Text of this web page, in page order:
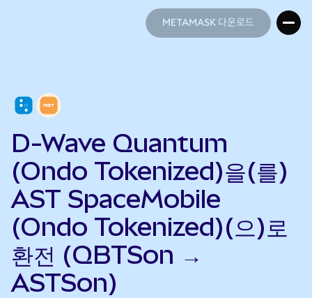
METAMASK 다운로드
D-Wave Quantum
(Ondo Tokenized)을(를)
AST SpaceMobile
(Ondo Tokenized)(으)로
환전 (QBTSon →
ASTSon)